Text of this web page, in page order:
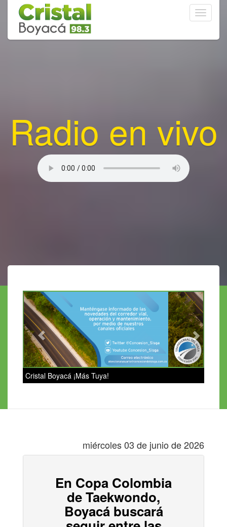
Toggle
Radio en vivo
Previous Next
Cristal Boyacá ¡Más Tuya!
miércoles 03 de junio de 2026
En Copa Colombia
de Taekwondo,
Boyacá buscará